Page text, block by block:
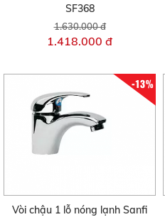
SF368
1.630.000 đ
1.418.000 đ
-13%
Vòi chậu 1 lỗ nóng lạnh Sanfi